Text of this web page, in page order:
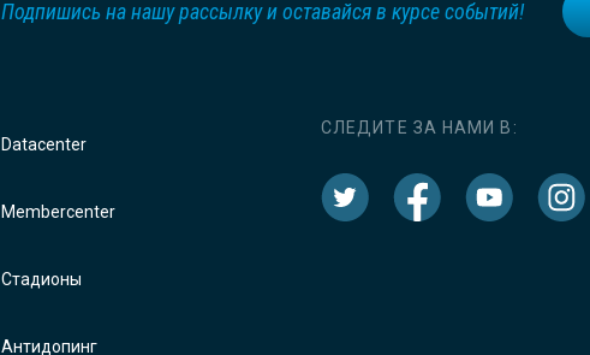
Подпишись на нашу рассылку и оставайся в курсе событий!
Datacenter
Membercenter
Стадионы
Антидопинг
СЛЕДИТЕ ЗА НАМИ В: